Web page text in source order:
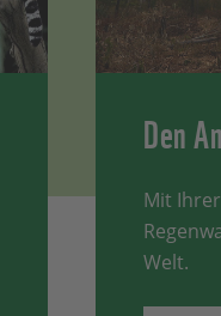
Den
Mit
Welt.